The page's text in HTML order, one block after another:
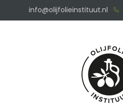
info@olijfolieinstituut.nl